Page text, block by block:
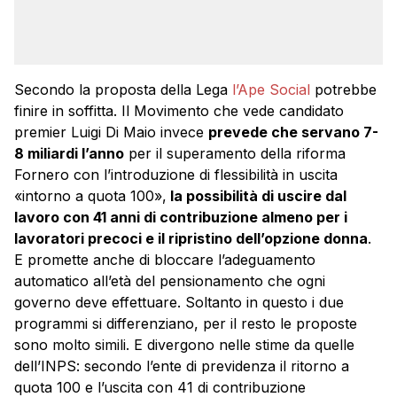
Secondo la proposta della Lega l’Ape Social potrebbe
finire in soffitta. Il Movimento che vede candidato
premier Luigi Di Maio invece prevede che servano 7-
8 miliardi l’anno per il superamento della riforma
Fornero con l’introduzione di flessibilità in uscita
«intorno a quota 100», la possibilità di uscire dal
lavoro con 41 anni di contribuzione almeno per i
lavoratori precoci e il ripristino dell’opzione donna.
E promette anche di bloccare l’adeguamento
automatico all’età del pensionamento che ogni
governo deve effettuare. Soltanto in questo i due
programmi si differenziano, per il resto le proposte
sono molto simili. E divergono nelle stime da quelle
dell’INPS: secondo l’ente di previdenza il ritorno a
quota 100 e l’uscita con 41 di contribuzione